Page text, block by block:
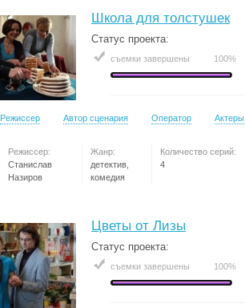
Школа для толстушек
Статус проекта:
съемки завершены 100%
Режиссер Автор сценария Оператор Актеры
Режиссер:
Станислав
Назиров
Жанр:
детектив,
комедия
Количество серий:
4
Цветы от Лизы
Статус проекта:
съемки завершены 100%